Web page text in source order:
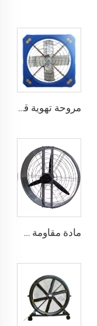
مروحة تهوية قطرها 1.2 متر لمزرعة الأبقار مروحة استنزاف خضراء لمزرعة الأبقار مروحة استنزاف الحليب
مادة مقاومة طويلة الأمد بسعر مصنع عالي الجودة 950 مم مروحة تهوية جدارية دائرية لمزرعة الأبقار